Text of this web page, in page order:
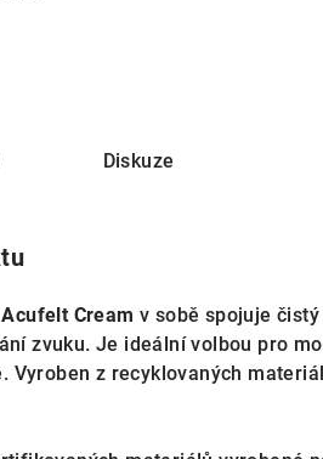
Diskuze
Acufelt Cream v sobě spojuje
zvuku. Je ideální volbou pro
Vyroben z recyklovaných